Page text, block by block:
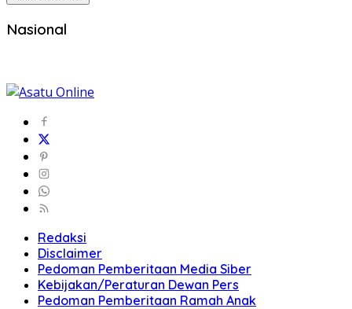
Nasional
Redaksi
Disclaimer
Pedoman Pemberitaan Media Siber
Kebijakan/Peraturan Dewan Pers
Pedoman Pemberitaan Ramah Anak